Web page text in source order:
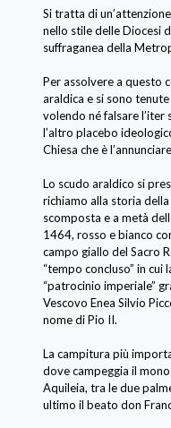
Si tratta di
nello stile delle Diocesi
suffraganea della
Per assolvere a questo
araldica e si sono
volendo né falsare l’iter
l’altro placebo
Chiesa che è
Lo scudo araldico si
richiamo alla storia
scomposta e a metà
1464, rosso e bianco
campo giallo del Sacro
“tempo concluso” in cui
“patrocinio imperiale”
Vescovo Enea Silvio
nome di Pio II.
La campitura più
dove campeggia il
Aquileia, tra le due
ultimo il beato don